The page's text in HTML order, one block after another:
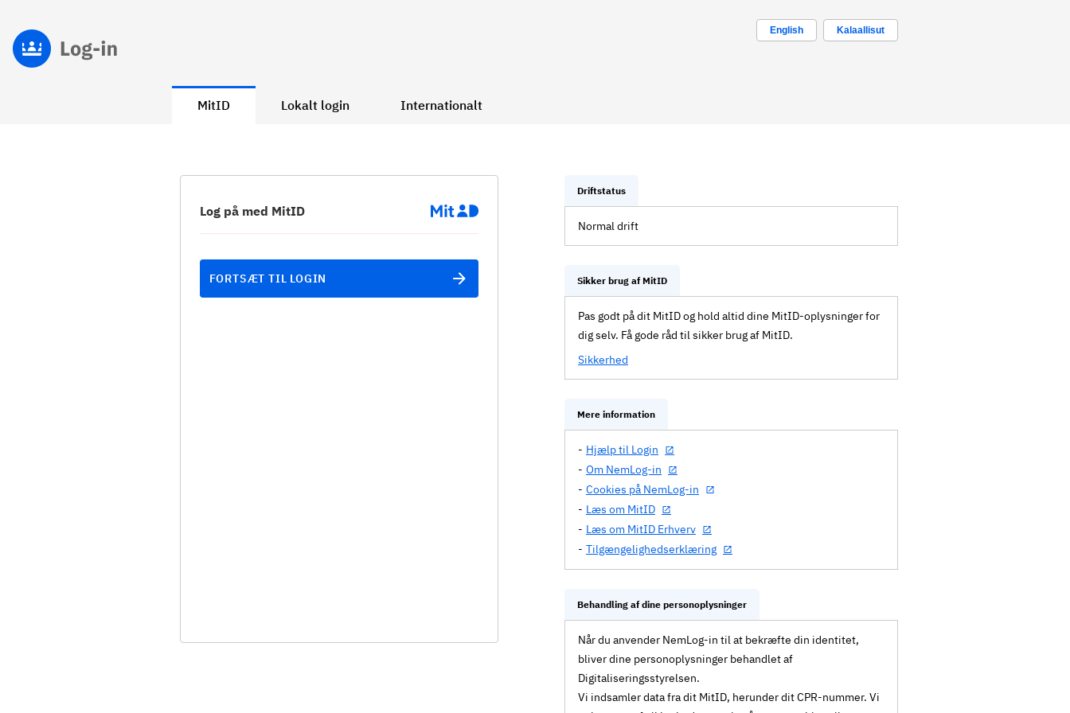
English Kalaallisut
MitID Lokalt login Internationalt
Log på med MitID
FORTSÆT TIL LOGIN
Driftstatus
Normal drift
Sikker brug af MitID
Pas godt på dit MitID og hold altid dine MitID-oplysninger for
dig selv. Få gode råd til sikker brug af MitID.
Sikkerhed
Mere information
Hjælp til Login
Om NemLog-in
Cookies på NemLog-in
Læs om MitID
Læs om MitID Erhverv
Tilgængelighedserklæring
Behandling af dine personoplysninger
Når du anvender NemLog-in til at bekræfte din identitet,
bliver dine personoplysninger behandlet af
Digitaliseringsstyrelsen.
Vi indsamler data fra dit MitID, herunder dit CPR-nummer. Vi